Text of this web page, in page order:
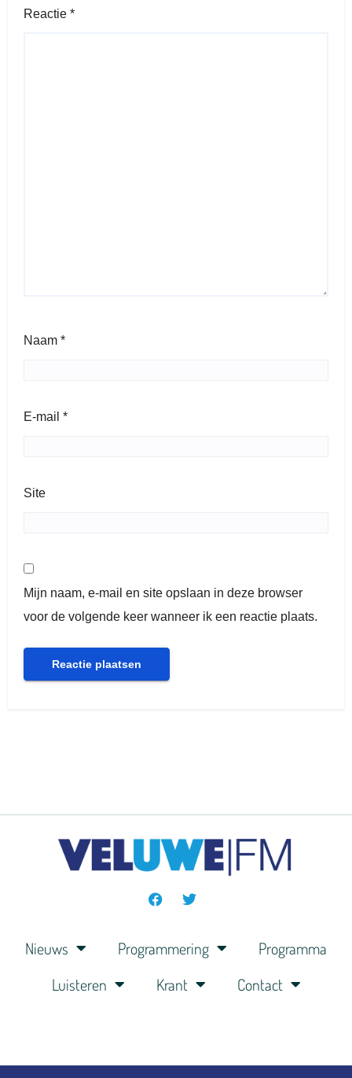
Reactie *
Naam *
E-mail *
Site
Mijn naam, e-mail en site opslaan in deze browser
voor de volgende keer wanneer ik een reactie plaats.
Nieuws Programmering
Programma
Luisteren
Krant Contact